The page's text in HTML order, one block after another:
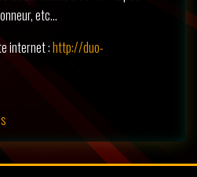
etc…
internet :http://duo-